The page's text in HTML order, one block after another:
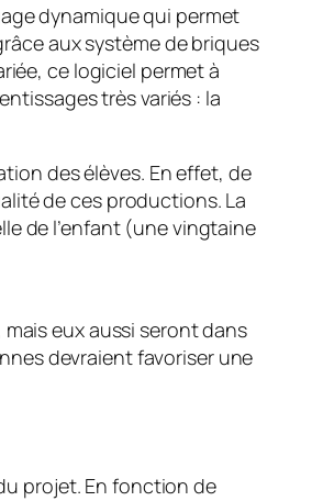
dynamique qui permet
aux système de briques
ce logiciel permet à
très variés : la
des élèves. En effet, de
de ces productions. La
de l’enfant (une vingtaine
eux aussi seront dans
devraient favoriser une
projet. En fonction de